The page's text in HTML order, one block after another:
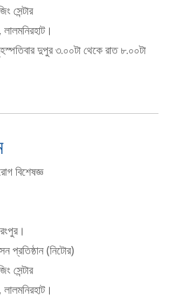
সেন্টার
দুপুর ৩.০০টা থেকে রাত ৮.০০টা
বিশেষজ্ঞ
প্রতিষ্ঠান (নিটোর)
সেন্টার